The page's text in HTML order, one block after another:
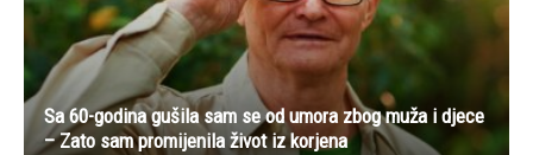
Sa 60-godina gušila sam se od umora zbog muža i djece
– Zato sam promijenila život iz korjena